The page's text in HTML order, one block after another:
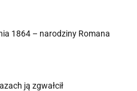
1864 – narodziny Romana
ją zgwałcił